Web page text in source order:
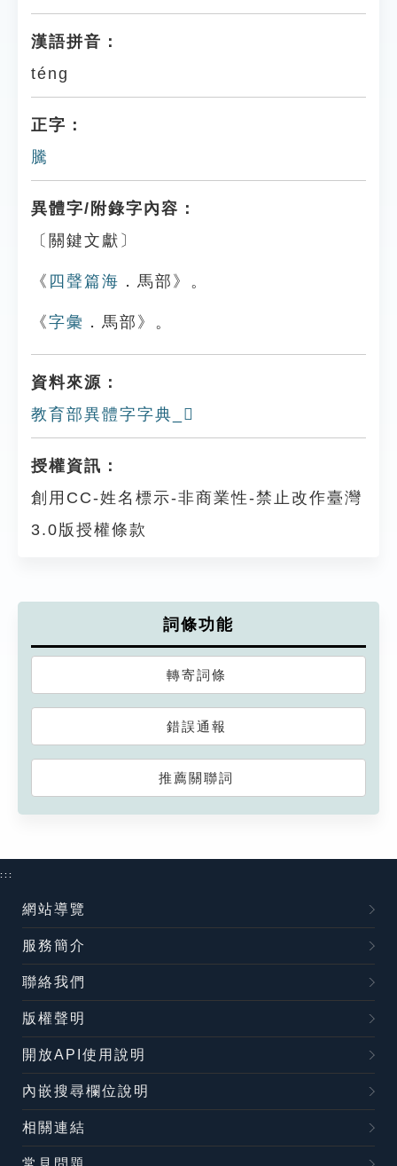
漢語拼音：
téng
正字：
騰
異體字/附錄字內容：
〔關鍵文獻〕
《 四聲篇海 ．馬部》。
《字彙 ．馬部》。
資料來源：
教育部異體字字典_𩥱
授權資訊：
創用CC-姓名標示-非商業性-禁止改作臺灣
3.0版授權條款
詞條功能
轉寄詞條
錯誤通報
推薦關聯詞
:::
網站導覽
服務簡介
聯絡我們
版權聲明
開放API使用說明
內嵌搜尋欄位說明
相關連結